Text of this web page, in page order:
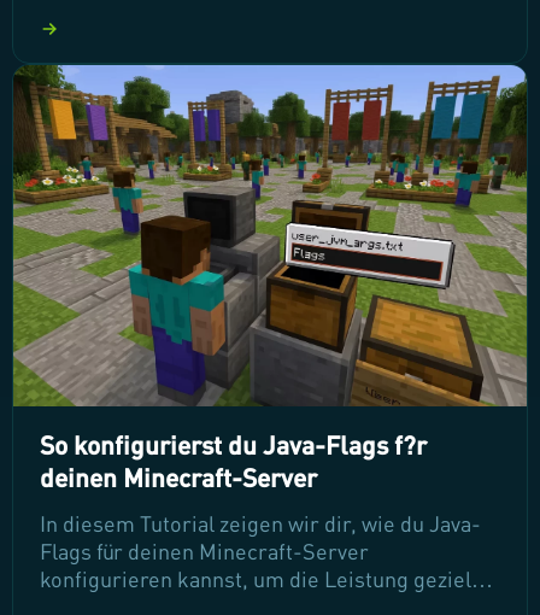
sorgst du dafür, dass nur autorisierte Nutzer
deinem Server beitreten können – für ein
sicheres und ungestörtes Spielerlebnis!
So konfigurierst du Java-Flags f?r
deinen Minecraft-Server
In diesem Tutorial zeigen wir dir, wie du Java-
Flags für deinen Minecraft-Server
konfigurieren kannst, um die Leistung gezielt